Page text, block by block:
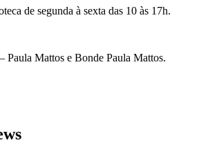
de segunda à sexta das 10 às 17h.
Paula Mattos e Bonde Paula Mattos.